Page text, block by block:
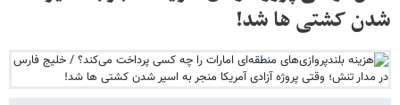
شدن کشتی ها شد!